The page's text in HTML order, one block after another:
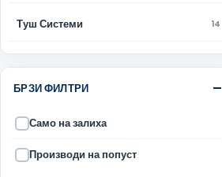
Туш Системи 14
БРЗИ ФИЛТРИ
Само на залиха
Производи на попуст